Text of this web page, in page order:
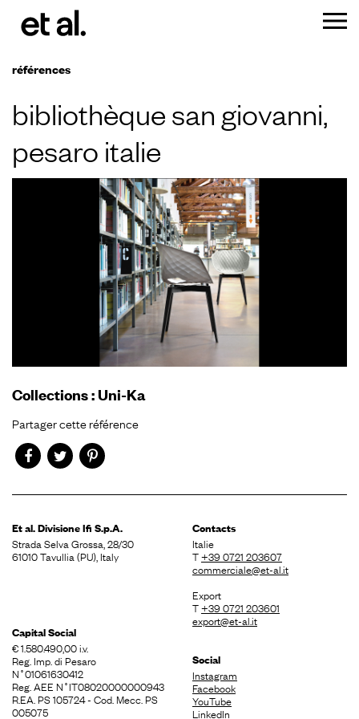
références
bibliothèque san giovanni,
pesaro italie
Collections: Uni-Ka
Partager cette référence
Et al. DivisioneIfi S.p.A.
Strada Selva Grossa, 28/30
61010 Tavullia (PU), Italy
Capital Social
€ 1.580.490,00 i.v.
Reg. Imp. di Pesaro
N˚01061630412
Reg. AEE N˚IT08020000000943
R.EA. PS 105724 - Cod. Mecc. PS
005075
Contacts
Italie
T+39 0721 203607
commerciale@et-al.it
Export
T+39 0721 203601
export@et-al.it
Social
Instagram
Facebook
YouTube
LinkedIn